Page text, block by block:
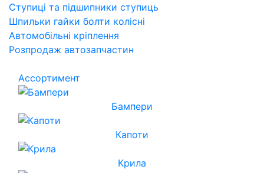
Ступиці та підшипники ступиць
Шпильки гайки болти колісні
Автомобільні кріплення
Розпродаж автозапчастин
Ассортимент
Бампери
Капоти
Крила